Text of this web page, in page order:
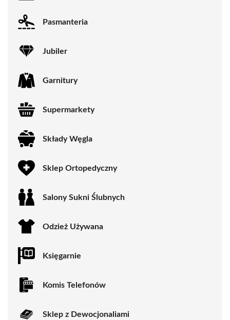
Pasmanteria
Jubiler
Garnitury
Supermarkety
Składy Węgla
Sklep Ortopedyczny
Salony Sukni Ślubnych
Odzież Używana
Księgarnie
Komis Telefonów
Sklep z Dewocjonaliami